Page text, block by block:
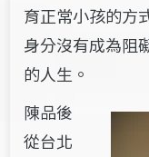
育正常小孩的方
身分沒有成為阻
的人生。
陳品後
從台北